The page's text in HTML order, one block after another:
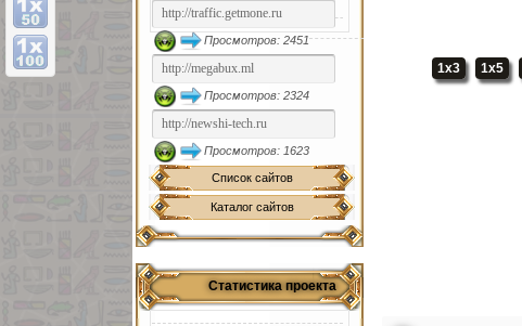
Просмотров: 2451
Просмотров: 2324
Просмотров: 1623
Список сайтов
Каталог сайтов
Статистика проекта
1x3 1x5